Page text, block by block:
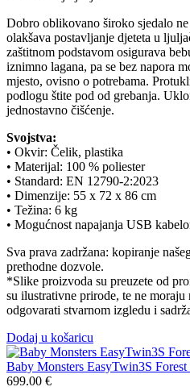
Dobro oblikovano široko sjedalo
olakšava postavljanje djeteta u
zaštitnom podstavom osigurava
iznimno lagana, pa se bez napora
mjesto, ovisno o potrebama.
podlogu štite pod od grebanja.
jednostavno čišćenje.
Svojstva:
• Okvir: Čelik, plastika
• Materijal: 100 % poliester
• Standard: EN 12790-2:2023
• Dimenzije: 55 x 72 x 86 cm
• Težina: 6 kg
• Mogućnost napajanja USB
Sva prava zadržana: kopiranje
prethodne dozvole.
*Slike proizvoda su preuzete od
su ilustrativne prirode, te ne
odgovarati stvarnom izgledu i
Dodaj u košaricu
Baby Monsters EasyTwin3S
699.00 €